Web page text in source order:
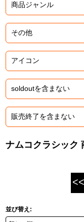
その他先行受付
テイルズ オブ シリーズ
電音部
鉄拳
太鼓の達人
ACE COMBAT
ナムコクラシック
ドラゴンボール
ナムコクラシック
<<
並び替え: